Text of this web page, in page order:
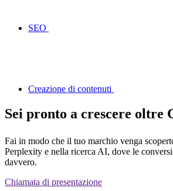
SEO
Creazione di contenuti
Sei pronto a crescere oltre
Fai in modo che il tuo marchio venga
Perplexity e nella ricerca AI, dove le
davvero.
Chiamata di presentazione